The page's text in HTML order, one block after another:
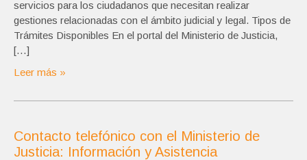
servicios para los ciudadanos que necesitan realizar
gestiones relacionadas con el ámbito judicial y legal. Tipos de
Trámites Disponibles En el portal del Ministerio de Justicia,
[…]
Leer más »
Contacto telefónico con el Ministerio de
Justicia: Información y Asistencia